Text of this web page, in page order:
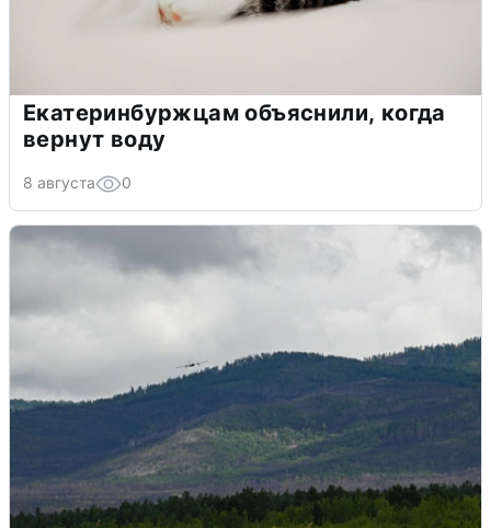
Екатеринбуржцам объяснили, когда
вернут воду
8 августа 0